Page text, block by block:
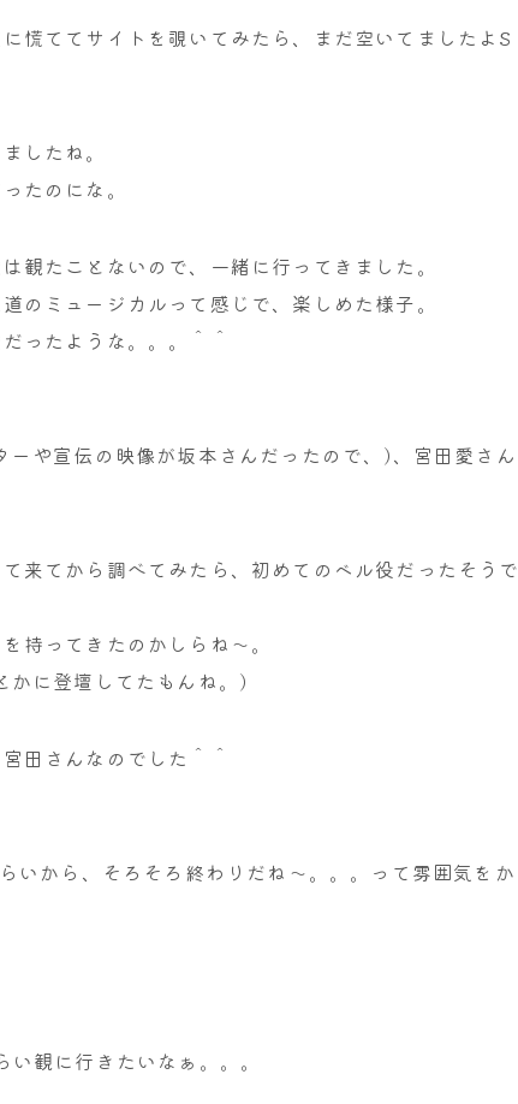
慌ててサイトを覗いてみたら、まだ空いてましたよS
したね。
たのにな。
観たことないので、一緒に行ってきました。
のミュージカルって感じで、楽しめた様子。
ったような。。。＾＾
や宣伝の映像が坂本さんだったので、)、宮田愛さん
来てから調べてみたら、初めてのベル役だったそうで
持ってきたのかしらね～。
かに登壇してたもんね。)
田さんなのでした＾＾
いから、そろそろ終わりだね～。。。って雰囲気をか
観に行きたいなぁ。。。